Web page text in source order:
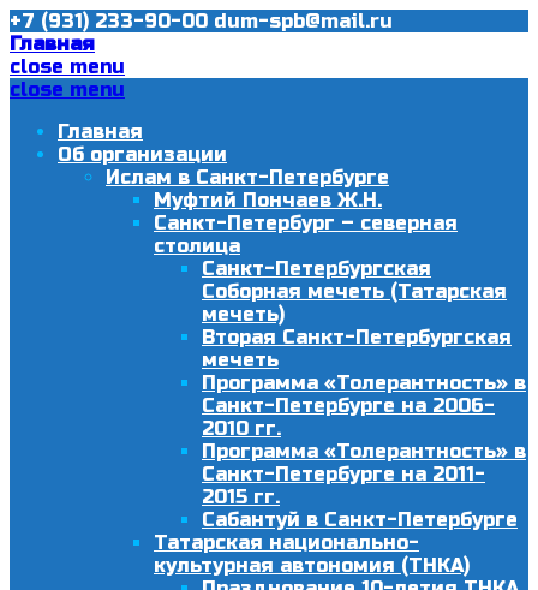
+7 (931) 233-90-00 dum-spb@mail.ru
Главная
close menu
close menu
Главная
Об организации
Ислам в Санкт-Петербурге
Муфтий Пончаев Ж.Н.
Санкт-Петербург – северная
столица
Санкт-Петербургская
Соборная мечеть (Татарская
мечеть)
Вторая Санкт-Петербургская
мечеть
Программа «Толерантность» в
Санкт-Петербурге на 2006-
2010 гг.
Программа «Толерантность» в
Санкт-Петербурге на 2011-
2015 гг.
Сабантуй в Санкт-Петербурге
Татарская национально-
культурная автономия (ТНКА)